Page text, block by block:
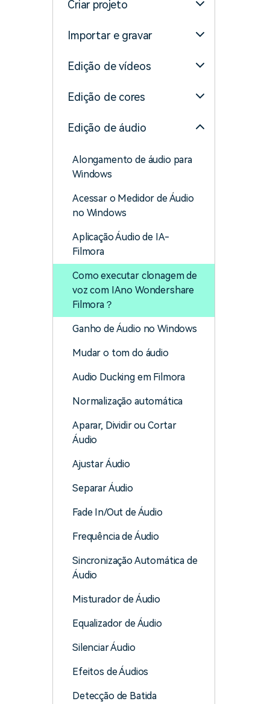
Criar projeto
Importar e gravar
Edição de vídeos
Edição de cores
Edição de áudio
Alongamento de áudio para
Windows
Acessar o Medidor de Áudio
no Windows
Aplicação Áudio de IA-
Filmora
Como executar clonagem de
voz com IAno Wondershare
Filmora？
Ganho de Áudio no Windows
Mudar o tom do áudio
Audio Ducking em Filmora
Normalização automática
Aparar, Dividir ou Cortar
Áudio
Ajustar Áudio
Separar Áudio
Fade In/Out de Áudio
Frequência de Áudio
Sincronização Automática de
Áudio
Misturador de Áudio
Equalizador de Áudio
Silenciar Áudio
Efeitos de Áudios
Detecção de Batida